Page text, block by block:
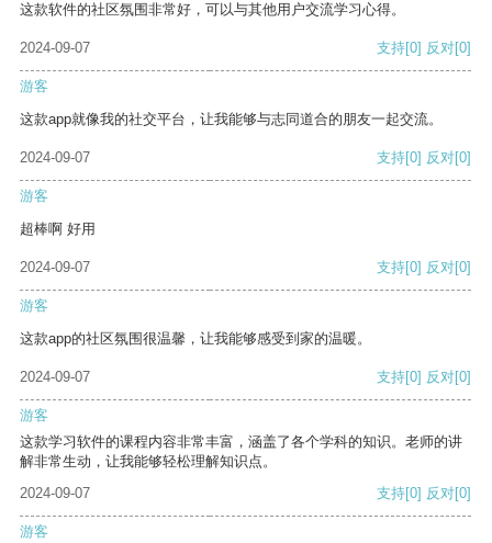
这款软件的社区氛围非常好，可以与其他用户交流学习心得。
2024-09-07 支持[0] 反对[0]
游客
这款app就像我的社交平台，让我能够与志同道合的朋友一起交流。
2024-09-07 支持[0] 反对[0]
游客
超棒啊 好用
2024-09-07 支持[0] 反对[0]
游客
这款app的社区氛围很温馨，让我能够感受到家的温暖。
2024-09-07 支持[0] 反对[0]
游客
这款学习软件的课程内容非常丰富，涵盖了各个学科的知识。老师的讲
解非常生动，让我能够轻松理解知识点。
2024-09-07
支持[0] 反对[0]
游客